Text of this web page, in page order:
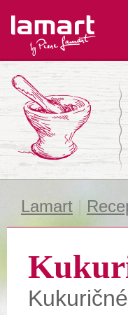
Lamart
Lamart